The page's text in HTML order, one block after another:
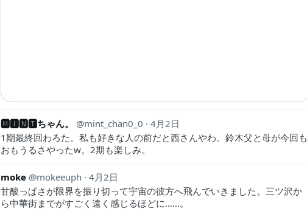
🅼🅸🅽🆃ちゃん。 mint_chan0_0
4月2日
1期最終回わろた。私も好きな人の前だと西さんやわ。鈴木父と母が今回も
おもうるさやったw。2期も楽しみ。
moke mokeeuph
4月2日
甘酸っぱさが限界を振り切って宇宙の彼方へ飛んでいきました。三ツ沢か
ら中華街までがすごく遠く感じるほどに……。